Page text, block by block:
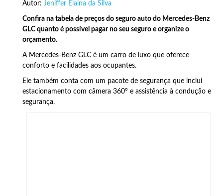
Autor:Jeniffer Elaina da Silva
Confira na tabela de preços do seguro auto do Mercedes-Benz
GLC quanto é possível pagar no seu seguro e organize o
orçamento.
A Mercedes-Benz GLC é um carro de luxo que oferece
conforto e facilidades aos ocupantes.
Ele também conta com um pacote de segurança que inclui
estacionamento com câmera 360º e assistência à condução e
segurança.